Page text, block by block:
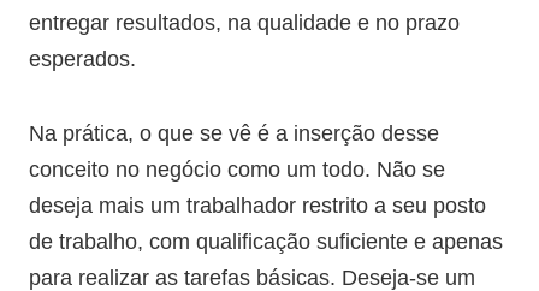
entregar resultados, na qualidade e no prazo
esperados.
Na prática, o que se vê é a inserção desse
conceito no negócio como um todo. Não se
deseja mais um trabalhador restrito a seu posto
de trabalho, com qualificação suficiente e apenas
para realizar as tarefas básicas. Deseja-se um